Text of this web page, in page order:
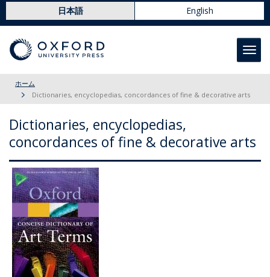
日本語 English
ホーム
Dictionaries, encyclopedias, concordances of fine & decorative arts
Dictionaries, encyclopedias,
concordances of fine & decorative arts